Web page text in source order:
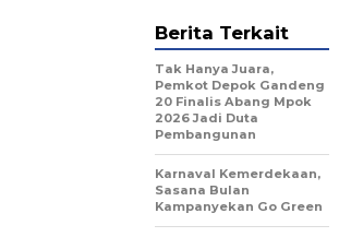
Berita Terkait
Tak Hanya Juara,
Pemkot Depok Gandeng
20 Finalis Abang Mpok
2026 Jadi Duta
Pembangunan
Karnaval Kemerdekaan,
Sasana Bulan
Kampanyekan Go Green